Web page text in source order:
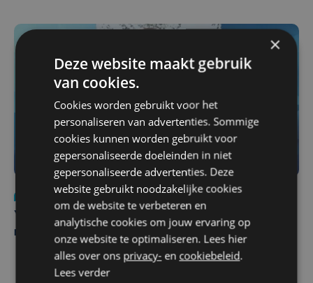
Nieuws
do 6 augustus | 21:30
Yaro (19), slachtoffer van vechtpartij, is na
maandenlange coma overleden
×
Deze website maakt gebruik
van cookies.
Cookies worden gebruikt voor het
personaliseren van advertenties. Sommige
cookies kunnen worden gebruikt voor
gepersonaliseerde doeleinden in niet
gepersonaliseerde advertenties. Deze
website gebruikt noodzakelijke cookies
om de website te verbeteren en
analytische cookies om jouw ervaring op
onze website te optimaliseren. Lees hier
alles over ons privacy- en cookiebeleid.
Lees verder